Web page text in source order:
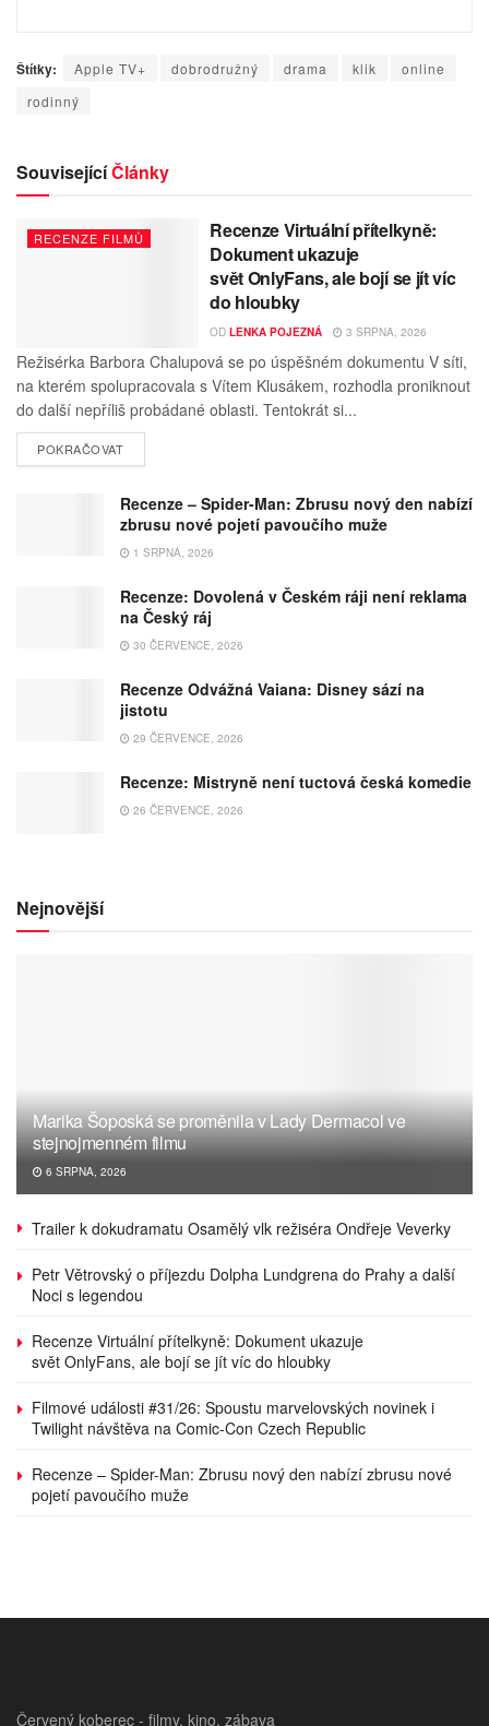
Štítky: Apple TV+ dobrodružný drama klik
online
rodinný
SouvisejícíČlánky
RECENZE FILMŮ
Recenze Virtuální přítelkyně:
Dokument ukazuje
svět OnlyFans, ale bojí se jít víc
do hloubky
OD LENKA POJEZNÁ 3 SRPNA, 2026
Režisérka Barbora Chalupová se po úspěšném dokumentu V síti,
na kterém spolupracovala s Vítem Klusákem, rozhodla proniknout
do další nepříliš probádané oblasti. Tentokrát si...
POKRAČOVAT
Recenze – Spider-Man: Zbrusu nový den nabízí
zbrusu nové pojetí pavoučího muže
1 SRPNA, 2026
Recenze: Dovolená v Českém ráji není reklama
na Český ráj
30 ČERVENCE, 2026
Recenze Odvážná Vaiana: Disney sází na
jistotu
29 ČERVENCE, 2026
Recenze: Mistryně není tuctová česká komedie
26 ČERVENCE, 2026
Nejnovější
Marika Šoposká se proměnila v Lady Dermacol ve
stejnojmenném filmu
6 SRPNA, 2026
Trailer k dokudramatu Osamělý vlk režiséra Ondřeje Veverky
Petr Větrovský o příjezdu Dolpha Lundgrena do Prahy a další
Noci s legendou
Recenze Virtuální přítelkyně: Dokument ukazuje
svět OnlyFans, ale bojí se jít víc do hloubky
Filmové události #31/26: Spoustu marvelovských novinek i
Twilight návštěva na Comic-Con Czech Republic
Recenze – Spider-Man: Zbrusu nový den nabízí zbrusu nové
pojetí pavoučího muže
Červený koberec - filmy, kino, zábava